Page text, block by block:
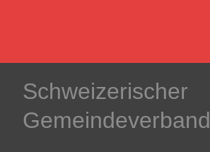
Schweizerischer
Gemeindeverband